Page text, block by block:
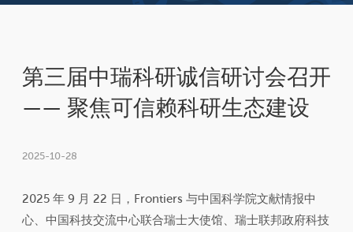
提交稿件
第三届中瑞科研诚信研讨会召开
—— 聚焦可信赖科研生态建设
2025-10-28
2025 年 9 月 22 日，Frontiers 与中国科学院文献情报中
心、中国科技交流中心联合瑞士大使馆、瑞士联邦政府科技